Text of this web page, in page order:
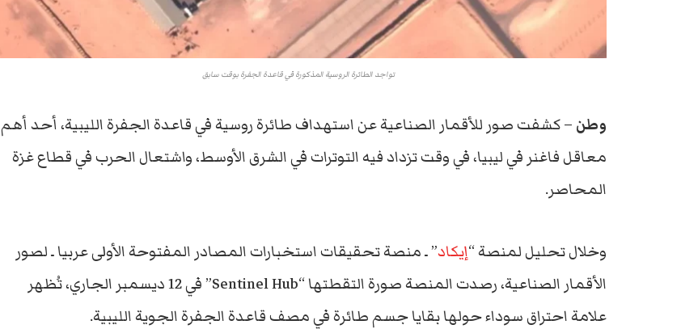
تواجد الطائرة الروسية المذكورة في قاعدة الجفرة بوقت سابق
وطن – كشفت صور للأقمار الصناعية عن استهداف طائرة روسية في قاعدة الجفرة الليبية، أحد أهم
معاقل فاغنر في ليبيا، في وقت تزداد فيه التوترات في الشرق الأوسط، واشتعال الحرب في قطاع غزة
المحاصر.
وخلال تحليل لمنصة “إيكاد” ـ منصة تحقيقات استخبارات المصادر المفتوحة الأولى عربيا ـ لصور
الأقمار الصناعية، رصدت المنصة صورة التقطتها “Sentinel Hub” في 12 ديسمبر الجاري، تُظهر
علامة احتراق سوداء حولها بقايا جسم طائرة في مصف قاعدة الجفرة الجوية الليبية.